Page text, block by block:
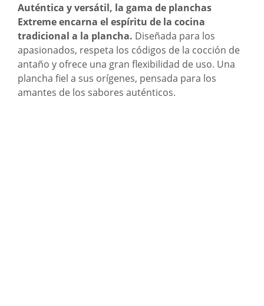
Auténtica y versátil, la gama de planchas
Extreme encarna el espíritu de la cocina
tradicional a la plancha. Diseñada para los
apasionados, respeta los códigos de la cocción de
antaño y ofrece una gran flexibilidad de uso. Una
plancha fiel a sus orígenes, pensada para los
amantes de los sabores auténticos.